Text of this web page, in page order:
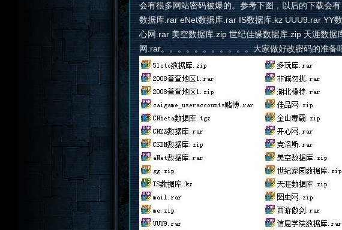
会有很多网站密码被爆的。参考下图，以后的下载会
数据库.rar eNet数据库.rar IS数据库.kz UUU9.rar YY
心网.rar 美空数据库.zip 世纪佳缘数据库.zip 天涯数据
网.rar。。。。。。。。。。。大家做好改密码的准备